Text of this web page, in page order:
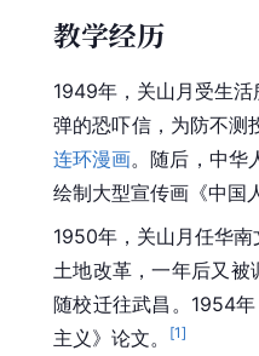
教学经历
1949年，关山月受生
弹的恐吓信，为防不测
连环漫画。随后，中华
绘制大型宣传画《中国
1950年，关山月任华
土地改革 ，一年后又被
随校迁往武昌 。1954
主义》论文。
[1]